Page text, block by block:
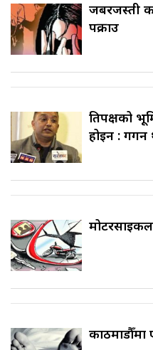
जबरजस्ती
पक्राउ
प्रतिपक्षको
होइन : गगन